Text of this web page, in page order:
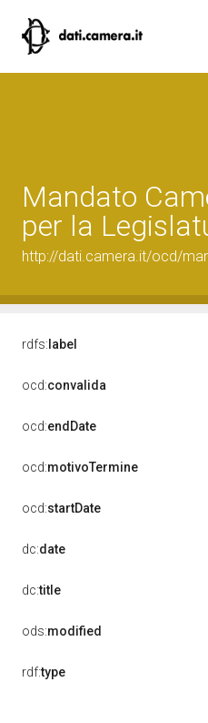
Mandato
per la
http://dati.camera.it/ocd/
rdfs: label
ocd:convalida
ocd:endDate
ocd:motivoTermine
ocd:startDate
dc:date
dc:title
ods:modified
rdf:type